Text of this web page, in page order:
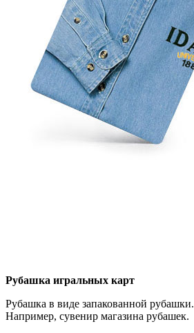
Рубашка игральных карт
Рубашка в виде запакованной рубашки.
Например, сувенир магазина рубашек.